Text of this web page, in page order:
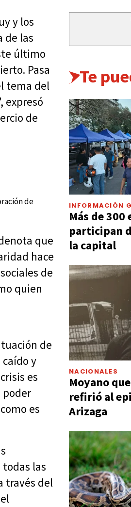
y los
de las
último
Pasa
tema del
expresó
de
de
que
hace
de
quien
de
y
es
poder
es
las
través del
Te
INFORMACIÓN
Más de
participan
la capital
NACIONALES
Moyano
refirió al
Arizaga